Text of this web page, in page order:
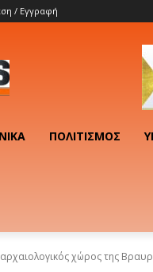
/ Εγγραφή
ΠΟΛΙΤΙΣΜΌΣ
χώρος της